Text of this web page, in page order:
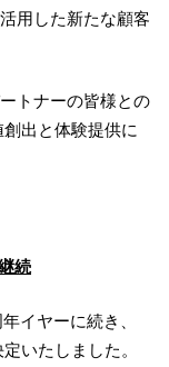
用した新たな顧客
トナーの皆様との
出と体験提供に
続
イヤーに続き、
いたしました。